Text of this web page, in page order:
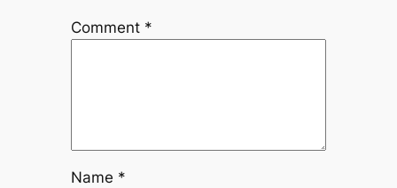
Comment *
Name *